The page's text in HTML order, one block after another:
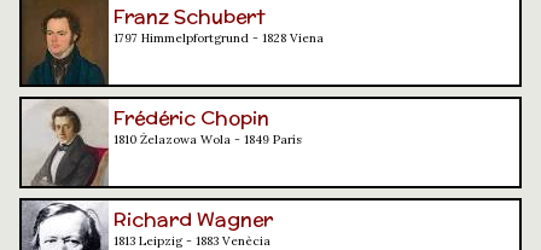
Franz Schubert
1797 Himmelpfortgrund - 1828 Viena
Frédéric Chopin
1810 Żelazowa Wola - 1849 París
Richard Wagner
1813 Leipzig - 1883 Venècia